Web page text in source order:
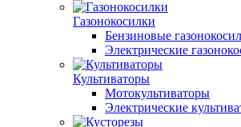
Газонокосилки
Бензиновые
Электрические
Культиваторы
Мотокультиваторы
Электрические